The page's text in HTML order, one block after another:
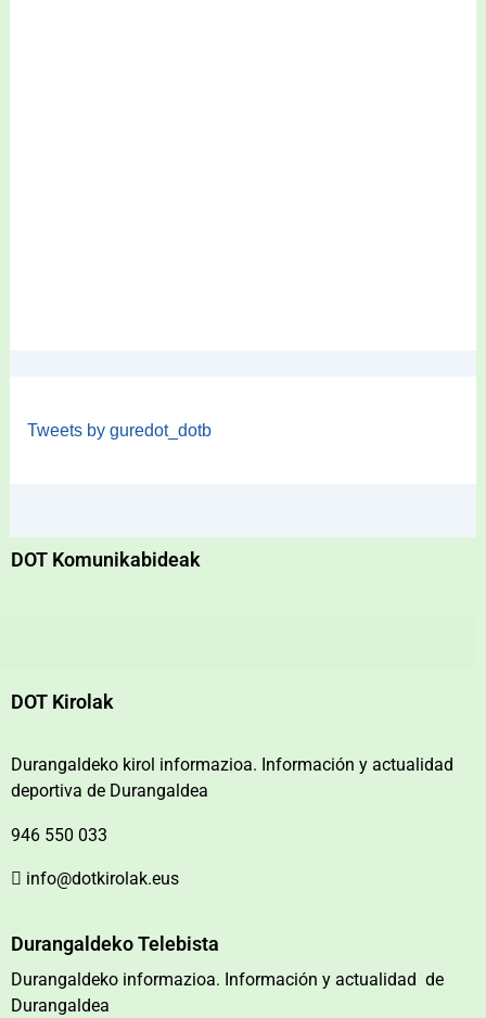
Tweets by guredot_dotb
DOT Komunikabideak
DOT Kirolak
Durangaldeko kirol informazioa. Información y actualidad
deportiva de Durangaldea
946 550 033
info@dotkirolak.eus
Durangaldeko Telebista
Durangaldeko informazioa. Información y actualidad de
Durangaldea